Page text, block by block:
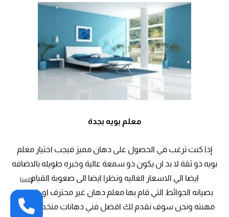
معلم بويه بجدة
إذا كنت ترغب في الحصول على دهان مميز فيجب اختيار معلم
بويه ذو ثقة لا بد ان يكون ذو سمعة عالية وخبره طويله بالاضافه
ايضا الي الاسعار الغاليه ونظرا ايضا الى صعوبة القيام
بصيانه الحوائط التي قام بها معلم دهان غير محترف او بارع في
مهنته ونحن سوف نقدم لك افضل فني دهانات متخصص في
كلمنا